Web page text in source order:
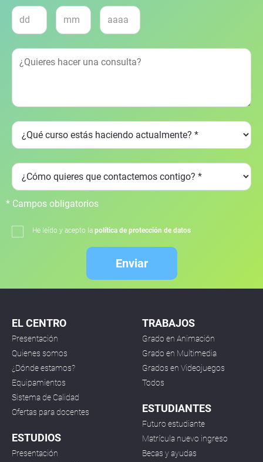
* Campos obligatorios
He leído y acepto la política de protección de datos
Enviar
EL CENTRO
Presentación
Quienes somos
¿Dónde estamos?
Equipamientos
Sistema de Calidad
Ofertas para docentes
ESTUDIOS
Presentación
TRABAJOS
Grado en Animación
Grado en Multimedia
Grados en Videojuegos
Todos
ESTUDIANTES
Futuro estudiante
Matrícula nuevo ingreso
Becas y ayudas